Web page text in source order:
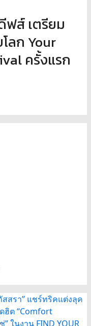
ฟส์ เตรียม
ลก Your
ครั้งแรก